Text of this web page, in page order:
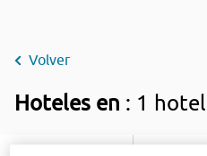
Volver
Hoteles en : 1